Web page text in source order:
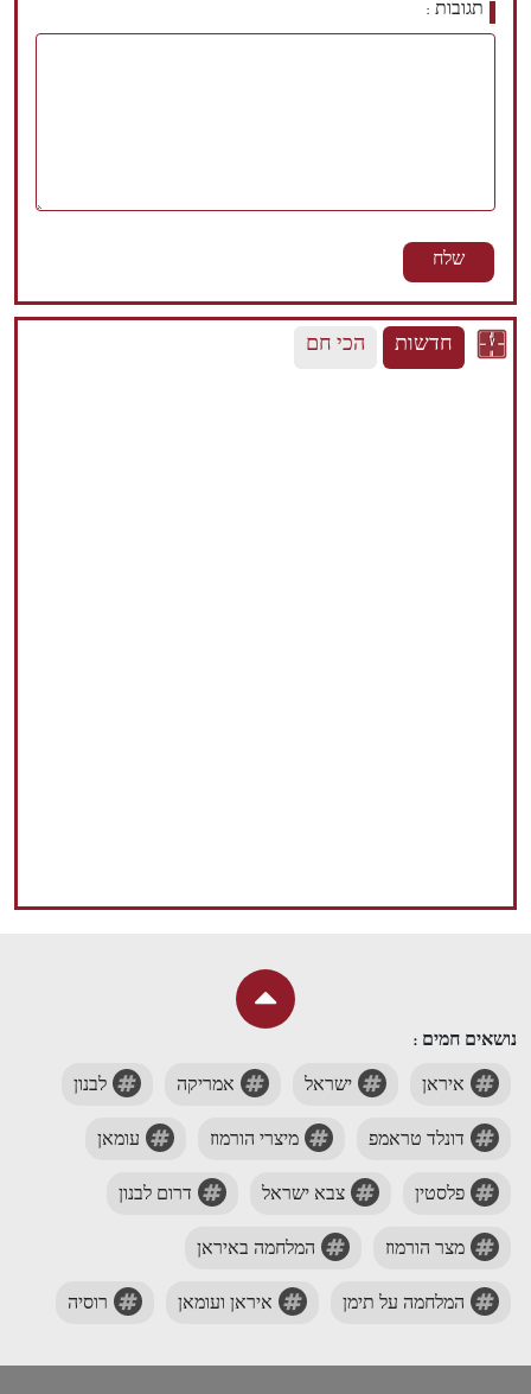
תגובות
חדשות הכי חם
נושאים חמים :
איראן ישראל אמריקה לבנון
דונלד טראמפ מיצרי הורמוז עומאן
פלסטין צבא ישראל דרום לבנון
מצר הורמוז המלחמה באיראן
המלחמה על תימן איראן ועומאן רוסיה